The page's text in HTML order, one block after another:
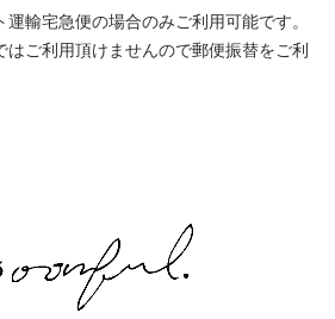
輸宅急便の場合のみご利用可能です。
はご利用頂けませんので郵便振替をご利